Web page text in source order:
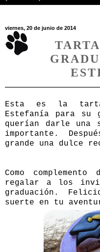
viernes, 20 de junio de 2014
Esta es la
Estefanía para su
querían darle una
importante.
grande una dulce
Como
regalar a los
graduación.
suerte en tu